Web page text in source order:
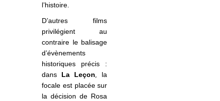
l’histoire.
D’autres films
privilégient au
contraire le balisage
d’évènements
historiques précis :
dans La Leçon
la
focale est placée sur
la décision de Rosa